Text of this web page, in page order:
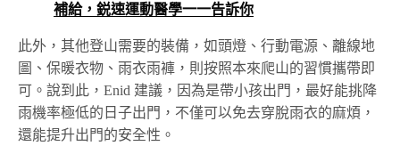
補給，鋭速運動醫學一一告訴你
此外，其他登山需要的裝備，如頭燈、行動電源、離線地
圖、保暖衣物、雨衣雨褲，則按照本來爬山的習慣攜帶即
可。說到此，Enid 建議，因為是帶小孩出門，最好能挑降
雨機率極低的日子出門，不僅可以免去穿脫雨衣的麻煩，
還能提升出門的安全性。